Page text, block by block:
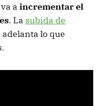
a incrementar el
. La subida de
adelanta lo que